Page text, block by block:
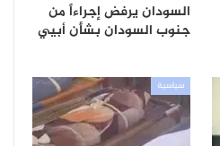
السودان يرفض إجراءاً من
جنوب السودان بشأن أبيي
سياسية